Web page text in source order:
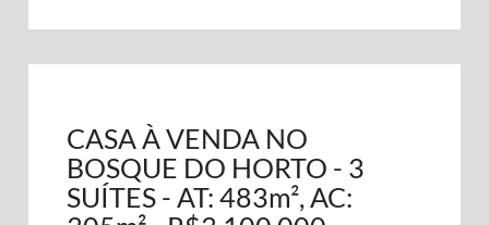
CASA À VENDA NO
BOSQUE DO HORTO - 3
SUÍTES - AT: 483m², AC: